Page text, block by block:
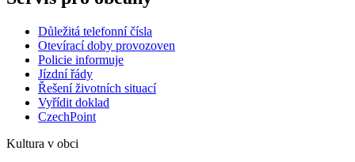
Důležitá telefonní čísla
Otevírací doby provozoven
Policie informuje
Jízdní řády
Řešení životních situací
Vyřídit doklad
CzechPoint
Kultura v obci